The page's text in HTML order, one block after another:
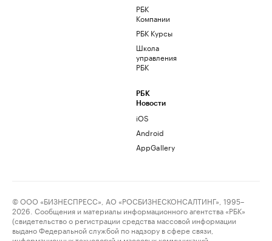
РБК
Компании
РБК Курсы
Школа
управления
РБК
РБК
Новости
iOS
Android
AppGallery
© ООО «БИЗНЕСПРЕСС», АО «РОСБИЗНЕСКОНСАЛТИНГ», 1995–
2026. Сообщения и материалы информационного агентства «РБК»
(свидетельство о регистрации средства массовой информации
выдано Федеральной службой по надзору в сфере связи,